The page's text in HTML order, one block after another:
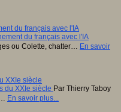
du français avec l'IA
ou Colette, chatter… En savoir
XXIe siècle
Par Thierry Taboy
En savoir plus...